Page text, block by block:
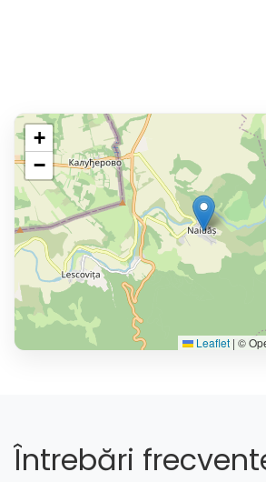
+
−
Leaflet | ©
Întrebări